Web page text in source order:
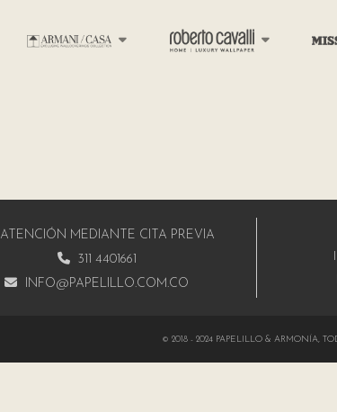
ATENCIÓN MEDIANTE CITA PREVIA
311 4401661
INFO@PAPELILLO.COM.CO
© 2018 - 2024 PAPELILLO & ARMONÍA,